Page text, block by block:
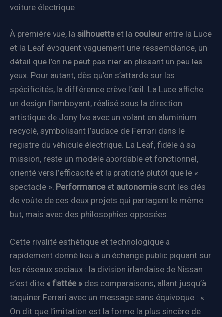
voiture électrique
À première vue, la silhouetteet la couleur entre la Luce
et la Leaf évoquent vaguement une ressemblance, un
détail que l’on ne peut pas nier en plissant un peu les
yeux. Pour autant, dès qu’on s’attarde sur les
spécificités, la différence crève l’œil. La Luce affiche
un design flamboyant, réalisé sous la direction
artistique de Jony Ive avec un volant en aluminium
recyclé, symbolisant l’audace de Ferrari dans le
registre du véhicule électrique. La Leaf, fidèle à sa
mission, reste un modèle abordable et fonctionnel,
orienté vers l’efficacité et la praticité plutôt que le «
spectacle ». Performanceet autonomiesont les clés
de voûte de ces deux projets qui partagent le même
but, mais avec des philosophies opposées.
Cette rivalité esthétique et technologique a
rapidement donné lieu à un échange public piquant sur
les réseaux sociaux : la division irlandaise de Nissan
s’est dite « flattée » des comparaisons, allant jusqu’à
taquiner Ferrari avec un message sans équivoque : «
On dit que l’imitation est la forme la plus sincère de